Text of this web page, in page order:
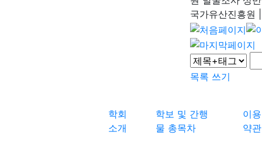
국가유산진흥원
목록 쓰기
학회
소개
학보 및 간행
물 총목차
이용
약관